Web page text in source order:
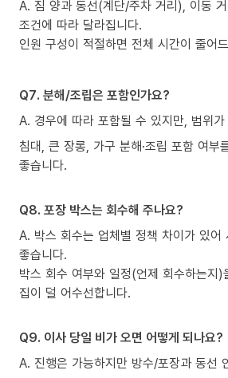
A. 짐 양과 동선(계단/주차 거리), 이동
조건에 따라 달라집니다.
인원 구성이 적절하면 전체 시간이 줄어
Q7. 분해/조립은 포함인가요?
A. 경우에 따라 포함될 수 있지만, 범위
침대, 큰 장롱, 가구 분해·조립 포함 여부
좋습니다.
Q8. 포장 박스는 회수해 주나요?
A. 박스 회수는 업체별 정책 차이가 있어
좋습니다.
박스 회수 여부와 일정(언제 회수하는지
집이 덜 어수선합니다.
Q9. 이사 당일 비가 오면 어떻게 되나요?
A. 진행은 가능하지만 방수/포장과 동선